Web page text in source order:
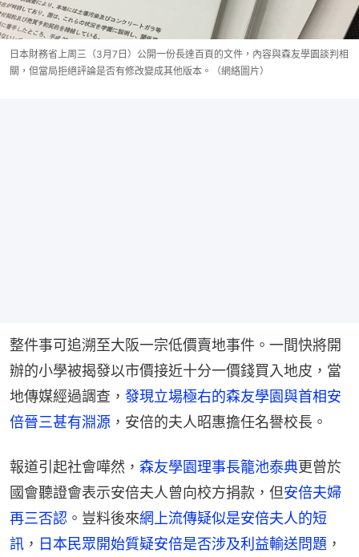
日本財務省上周三（3月7日）公開一份長達百頁的文件，內容與森友學園談判相
關，但當局拒絕評論是否有修改變成其他版本。（網絡圖片）
整件事可追溯至大阪一宗低價賣地事件。一間快將開
辦的小學被揭發以市價接近十分一價錢買入地皮，當
地傳媒經過調查， 發現立場極右的森友學園與首相安
倍晉三甚有淵源 ，安倍的夫人昭惠擔任名譽校長。
報道引起社會嘩然， 森友學園理事長籠池泰典更曾於
國會聽證會表示安倍夫人曾向校方捐款，但安倍夫婦
再三否認 。豈料後來網上流傳疑似是安倍夫人的短
訊 ， 日本民眾開始質疑安倍是否涉及利益輸送問題 ，